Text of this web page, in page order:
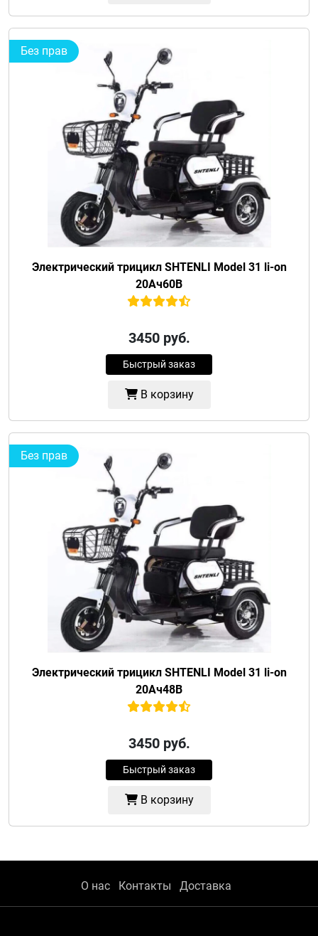
Без прав
Электрический трицикл SHTENLI Model 31 li-on
20Ач60В
3450руб.
Быстрый заказ
В корзину
Без прав
Электрический трицикл SHTENLI Model 31 li-on
20Ач48В
3450руб.
Быстрый заказ
В корзину
О нас Контакты Доставка